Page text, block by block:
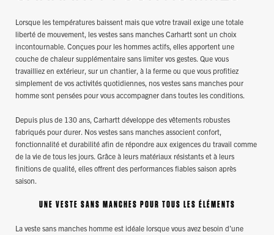
Lorsque les températures baissent mais que votre travail exige une totale
liberté de mouvement, les vestes sans manches Carhartt sont un choix
incontournable. Conçues pour les hommes actifs, elles apportent une
couche de chaleur supplémentaire sans limiter vos gestes. Que vous
travailliez en extérieur, sur un chantier, à la ferme ou que vous profitiez
simplement de vos activités quotidiennes, nos vestes sans manches pour
homme sont pensées pour vous accompagner dans toutes les conditions.
Depuis plus de 130 ans, Carhartt développe des vêtements robustes
fabriqués pour durer. Nos vestes sans manches associent confort,
fonctionnalité et durabilité afin de répondre aux exigences du travail comme
de la vie de tous les jours. Grâce à leurs matériaux résistants et à leurs
finitions de qualité, elles offrent des performances fiables saison après
saison.
UNE VESTE SANS MANCHES POUR TOUS LES ÉLÉMENTS
La veste sans manches homme est idéale lorsque vous avez besoin d'une